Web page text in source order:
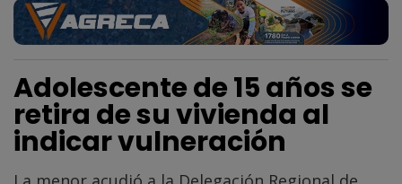
Adolescente de 15 años se
retira de su vivienda al
indicar vulneración